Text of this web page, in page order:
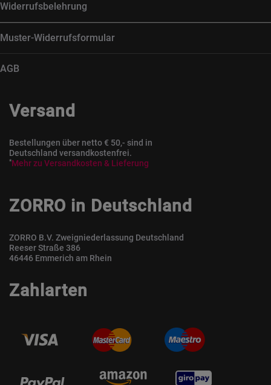
Widerrufsbelehrung
Muster-Widerrufsformular
AGB
Versand
Bestellungen über netto € 50,- sind in
Deutschland versandkostenfrei.
*Mehr zu Versandkosten & Lieferung
ZORRO in Deutschland
ZORRO B.V. Zweigniederlassung Deutschland
Reeser Straße 386
46446 Emmerich am Rhein
Zahlarten